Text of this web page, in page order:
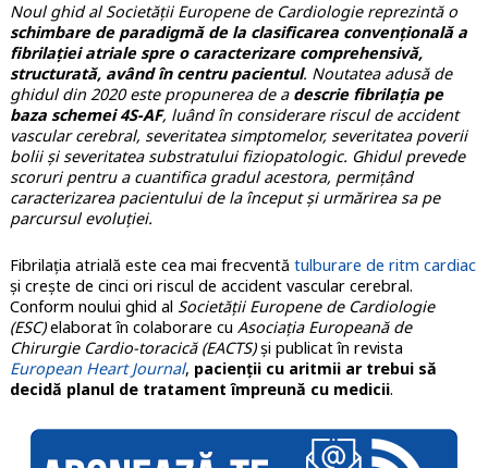
Noul ghid al Societății Europene de Cardiologie reprezintă o
schimbare de paradigmă de la clasificarea convențională a
fibrilației atriale spre o caracterizare comprehensivă,
structurată, având în centru pacientul. Noutatea adusă de
ghidul din 2020 este propunerea de a descrie fibrilația pe
baza schemei 4S-AF, luând în considerare riscul de accident
vascular cerebral, severitatea simptomelor, severitatea poverii
bolii și severitatea substratului fiziopatologic. Ghidul prevede
scoruri pentru a cuantifica gradul acestora, permițând
caracterizarea pacientului de la început și urmărirea sa pe
parcursul evoluției.
Fibrilația atrială este cea mai frecventă tulburare de ritm cardiac
și crește de cinci ori riscul de accident vascular cerebral.
Conform noului ghid al Societății Europene de Cardiologie
(ESC)elaborat în colaborare cu Asociația Europeană de
Chirurgie Cardio-toracică (EACTS)și publicat în revista
European Heart Journal, pacienții cu aritmii ar trebui să
decidă planul de tratament împreună cu medicii.